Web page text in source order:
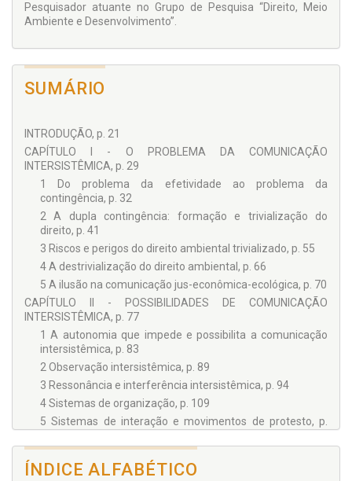
Pesquisador atuante no Grupo de Pesquisa “Direito, Meio
Ambiente e Desenvolvimento”.
SUMÁRIO
INTRODUÇÃO, p. 21
CAPÍTULO I - O PROBLEMA DA COMUNICAÇÃO
INTERSISTÊMICA, p. 29
1 Do problema da efetividade ao problema da
contingência, p. 32
2 A dupla contingência: formação e trivialização do
direito, p. 41
3 Riscos e perigos do direito ambiental trivializado, p. 55
4 A destrivialização do direito ambiental, p. 66
5 A ilusão na comunicação jus-econômica-ecológica, p. 70
CAPÍTULO II - POSSIBILIDADES DE COMUNICAÇÃO
INTERSISTÊMICA, p. 77
1 A autonomia que impede e possibilita a comunicação
intersistêmica, p. 83
2 Observação intersistêmica, p. 89
3 Ressonância e interferência intersistêmica, p. 94
4 Sistemas de organização, p. 109
5 Sistemas de interação e movimentos de protesto, p.
CAPÍTULO III - IMPACTOS JURÍDICOS DO PROBLEMA DA
COMUNICAÇÃO INTERSISTÊMICA, p. 121
ÍNDICE ALFABÉTICO